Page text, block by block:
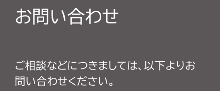
お問い合わせ
ご相談などにつきましては、以下よりお
問い合わせください。